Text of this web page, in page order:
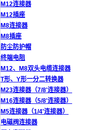
M12连接器
M12插座
M8连接器
M8插座
防尘防护帽
终端电阻
M12、M8双头电缆连接器
T形、Y形一分二转换器
M23连接器（7/8'连接器）
M16连接器（5/8'连接器）
M5连接器（1/4'连接器）
电磁阀连接器